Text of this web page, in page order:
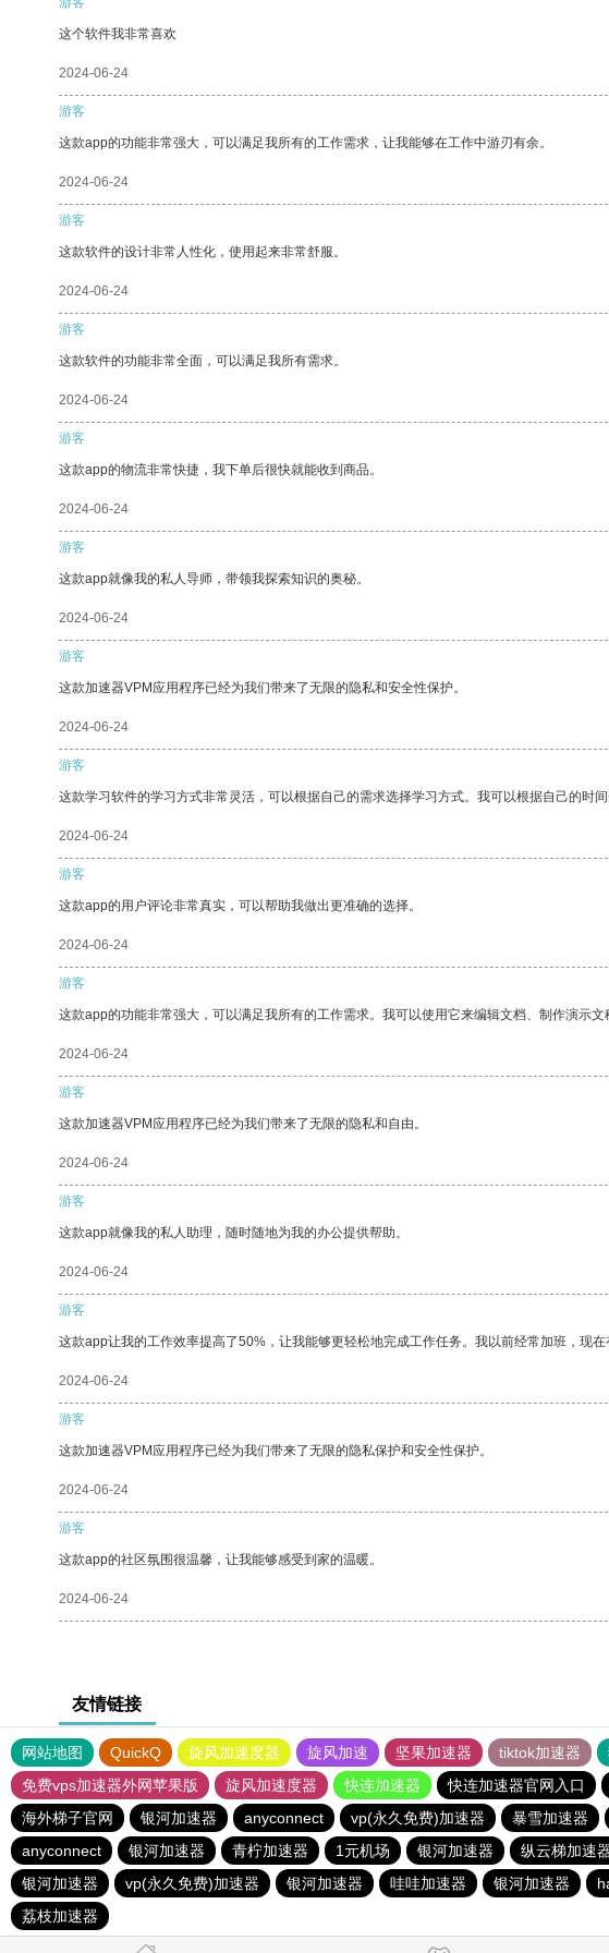
这个软件我非常喜欢
2024-06-24
游客
这款app的功能非常强大，可以满足我所有的工作需求，让我能够在工作中游刃有余。
2024-06-24
游客
这款软件的设计非常人性化，使用起来非常舒服。
2024-06-24
游客
这款软件的功能非常全面，可以满足我所有需求。
2024-06-24
游客
这款app的物流非常快捷，我下单后很快就能收到商品。
2024-06-24
游客
这款app就像我的私人导师，带领我探索知识的奥秘。
2024-06-24
游客
这款加速器VPM应用程序已经为我们带来了无限的隐私和安全性保护。
2024-06-24
游客
这款学习软件的学习方式非常灵活，可以根据自己的需求选择学习方式。我可以根据自己的时间
2024-06-24
游客
这款app的用户评论非常真实，可以帮助我做出更准确的选择。
2024-06-24
游客
这款app的功能非常强大，可以满足我所有的工作需求。我可以使用它来编辑文档、制作演示文
2024-06-24
游客
这款加速器VPM应用程序已经为我们带来了无限的隐私和自由。
2024-06-24
游客
这款app就像我的私人助理，随时随地为我的办公提供帮助。
2024-06-24
游客
这款app让我的工作效率提高了50%，让我能够更轻松地完成工作任务。我以前经常加班，现
2024-06-24
游客
这款加速器VPM应用程序已经为我们带来了无限的隐私保护和安全性保护。
2024-06-24
游客
这款app的社区氛围很温馨，让我能够感受到家的温暖。
2024-06-24
友情链接
网站地图 QuickQ 旋风加速度器 旋风加速 坚果加速器 tiktok加速器
免费vps加速器外网苹果版
旋风加速度器 快连加速器 快连加速器官网入口
海外梯子官网
银河加速器 anyconnect vp(永久免费)加速器 暴雪加速器
anyconnect
银河加速器 青柠加速器 1元机场 银河加速器 纵云梯加速
银河加速器
vp(永久免费)加速器 银河加速器 哇哇加速器 银河加速器
荔枝加速器